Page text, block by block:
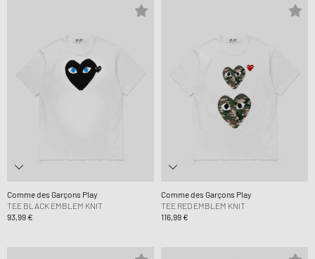
Comme des Garçons Play
TEE BLACK EMBLEM KNIT
93,99 €
Comme des Garçons Play
TEE RED EMBLEM KNIT
116,99 €